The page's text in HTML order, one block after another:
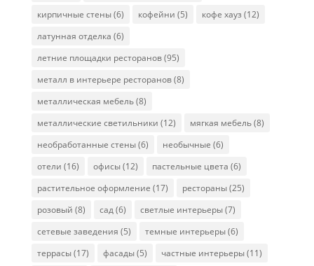
кирпичные стены(6) кофейни (5) кофе хауз (12)
латунная отделка (6)
летние площадки ресторанов(95)
металл в интерьере ресторанов(8)
металлическая мебель(8)
металлические светильники (12) мягкая мебель(8)
необработанные стены(6) необычные (6)
отели (16) офисы(12) пастельные цвета (6)
растительное оформление (17) рестораны(25)
розовый (8) сад(6) светлые интерьеры(7)
сетевые заведения (5) темные интерьеры(6)
террасы(17) фасады(5) частные интерьеры(11)